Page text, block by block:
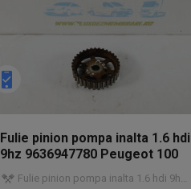
Fulie pinion pompa inalta 1.6 hdi
9hz 9636947780 Peugeot 100
Fulie pinion pompa inalta 1.6 hdi 9hz 9636947780 | utilizat | garanție